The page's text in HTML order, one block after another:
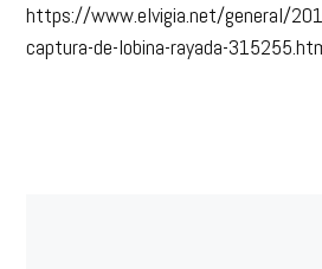
https://www.elvigia.net/general/
captura-de-lobina-rayada-